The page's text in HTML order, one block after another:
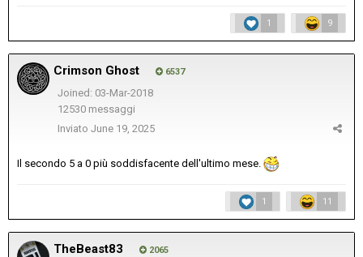
1 9
Crimson Ghost 6537
Joined: 03-Mar-2018
12530 messaggi
Inviato June 19, 2025
Il secondo 5 a 0 più soddisfacente dell'ultimo mese.
1 11
TheBeast83 2065